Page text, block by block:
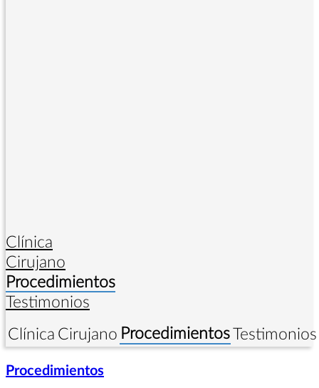
Clínica
Cirujano
Procedimientos
Testimonios
Clínica Cirujano ProcedimientosTestimonios
Procedimientos